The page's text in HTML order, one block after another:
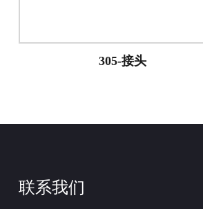
306-三通接头
联系我们